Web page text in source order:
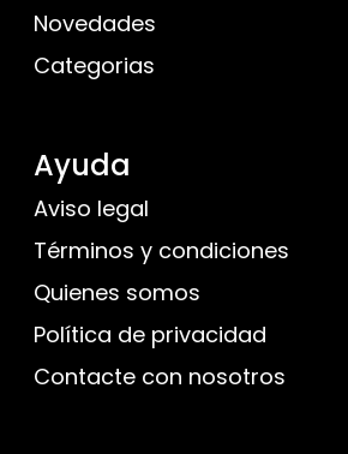
Novedades
Categorias
Ayuda
Aviso legal
Términos y condiciones
Quienes somos
Política de privacidad
Contacte con nosotros